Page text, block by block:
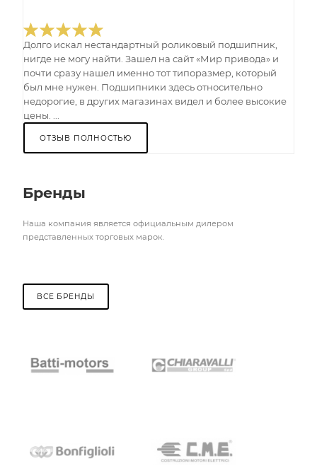
Долго искал нестандартный роликовый подшипник,
нигде не могу найти. Зашел на сайт «Мир привода» и
почти сразу нашел именно тот типоразмер, который
был мне нужен. Подшипники здесь относительно
недорогие, в других магазинах видел и более высокие
цены. ...
ОТЗЫВ ПОЛНОСТЬЮ
Бренды
Наша компания является официальным дилером
представленных торговых марок.
ВСЕ БРЕНДЫ